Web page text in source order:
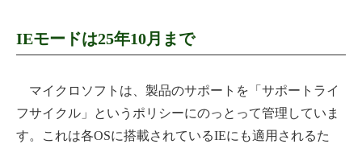
IEモードは25年10月まで
マイクロソフトは、製品のサポートを「サポートライ
フサイクル」というポリシーにのっとって管理していま
す。これは各OSに搭載されているIEにも適用されるた